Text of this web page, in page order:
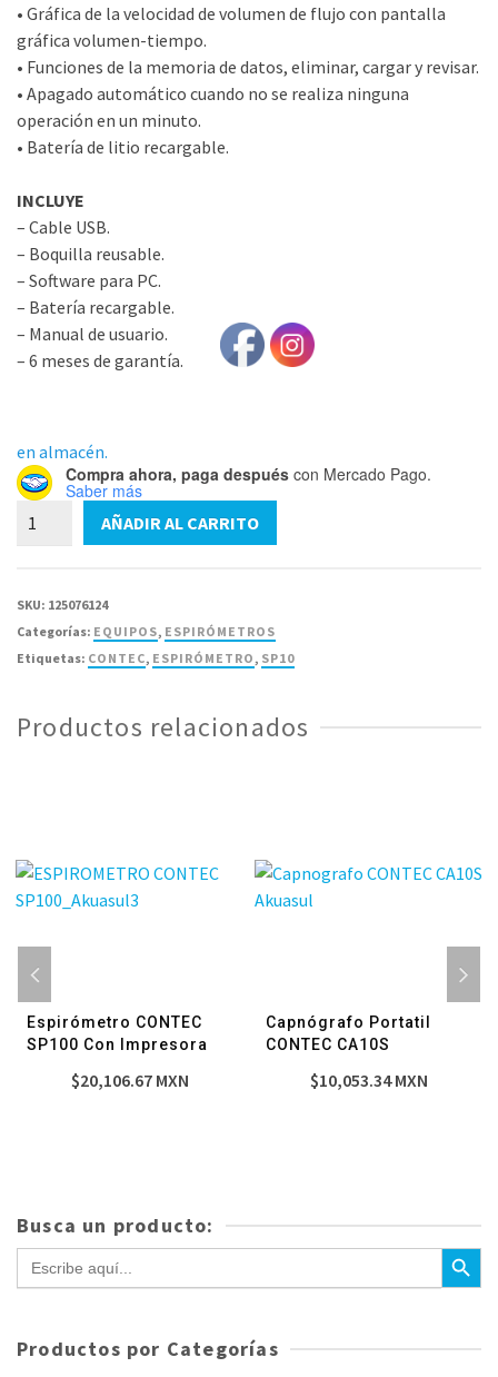
• Gráfica de la velocidad de volumen de flujo con pantalla
gráfica volumen-tiempo.
• Funciones de la memoria de datos, eliminar, cargar y revisar.
• Apagado automático cuando no se realiza ninguna
operación en un minuto.
• Batería de litio recargable.
INCLUYE
– Cable USB.
– Boquilla reusable.
– Software para PC.
– Batería recargable.
– Manual de usuario.
– 6 meses de garantía.
en almacén.
Compra ahora, paga después con Mercado Pago.
Saber más
EspirómetroAÑADIR AL CARRITO
SKU: 125076124
Categorías: EQUIPOS, ESPIRÓMETROS
Etiquetas: CONTEC, ESPIRÓMETRO, SP10
Productos relacionados
Espirómetro CONTEC
SP100 Con Impresora
$20,106.67MXN
Capnógrafo Portatil
CONTEC CA10S
$10,053.34MXN
Busca un producto:
Buscar: Botón de
Productos por Categorías